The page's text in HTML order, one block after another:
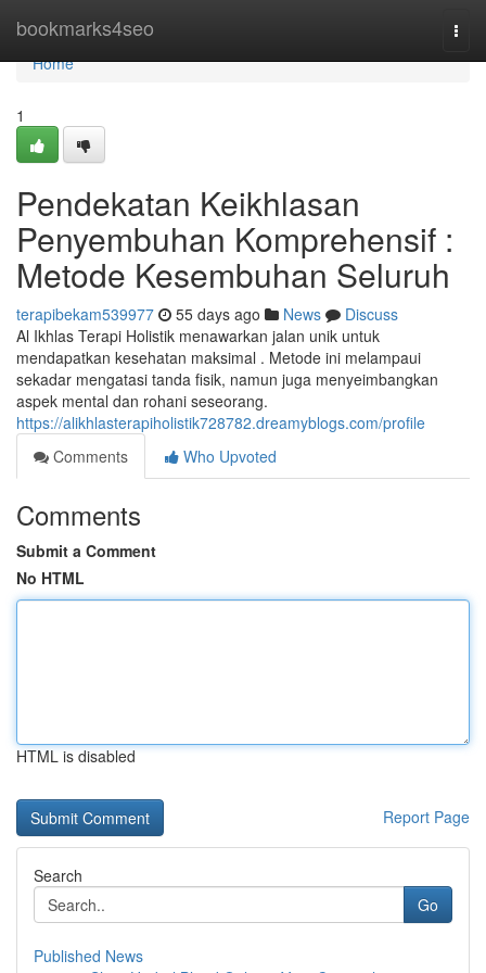
bookmarks4seo
Home
Home
1
Pendekatan Keikhlasan
Penyembuhan Komprehensif :
Metode Kesembuhan Seluruh
terapibekam539977 55 days ago News
Discuss
Al Ikhlas Terapi Holistik menawarkan jalan unik untuk
mendapatkan kesehatan maksimal . Metode ini melampaui
sekadar mengatasi tanda fisik, namun juga menyeimbangkan
aspek mental dan rohani seseorang.
https://alikhlasterapiholistik728782.dreamyblogs.com/profile
Comments
Who Upvoted
Comments
Submit a Comment
No HTML
HTML is disabled
Report Page
Search
Go
Published News